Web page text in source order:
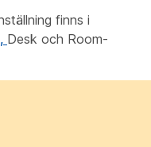
finns i
Desk och Room-